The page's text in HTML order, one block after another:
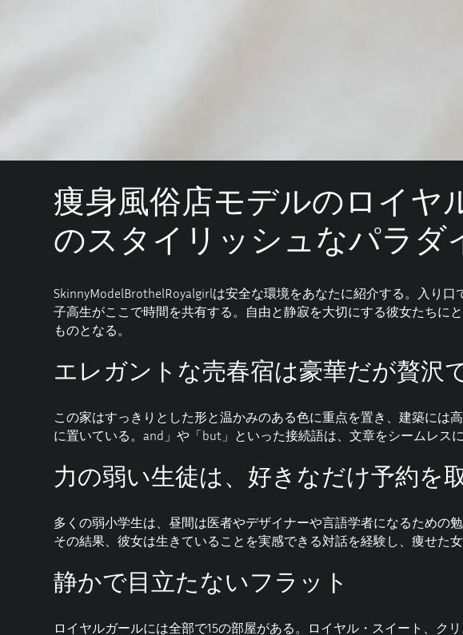
痩身風俗店モデルのロイヤ
のスタイリッシュなパラダ
SkinnyModelBrothelRoyalgirlは安全な環境をあなたに紹介する。入り
子高生がここで時間を共有する。自由と静寂を大切にする彼女たちに
ものとなる。
エレガントな売春宿は豪華だが贅沢
この家はすっきりとした形と温かみのある色に重点を置き、建築に
に置いている。and」や「but」といった接続語は、文章をシームレス
力の弱い生徒は、好きなだけ予約を
多くの弱小学生は、昼間は医者やデザイナーや言語学者になるための
その結果、彼女は生きていることを実感できる対話を経験し、痩せた
静かで目立たないフラット
ロイヤルガールには全部で15の部屋がある。 ロイヤル・スイート ク